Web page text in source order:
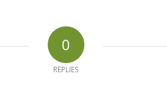
0
REPLIES